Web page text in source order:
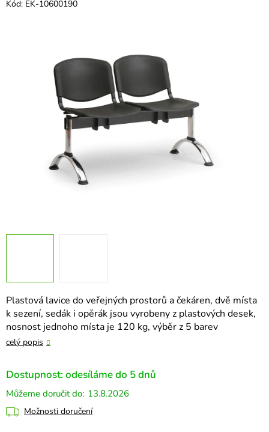
Plastová lavice do veřejných prostorů a čekáren, dvě místa
k sezení, sedák i opěrák jsou vyrobeny z plastových desek,
nosnost jednoho místa je 120 kg, výběr z 5 barev
celý popis
Dostupnost: odesíláme do 5 dnů
13.8.2026
Možnosti doručení
Kód: EK-10600190